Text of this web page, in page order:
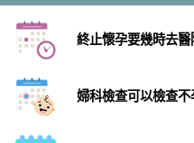
終止懷孕要幾時去
婦科檢查可以檢查